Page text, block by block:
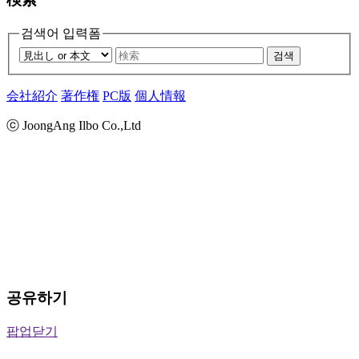
검색어 입력폼
검색
会社紹介 著作権 PC版 個人情報
ⓒ JoongAng Ilbo Co.,Ltd
공유하기
팝업닫기